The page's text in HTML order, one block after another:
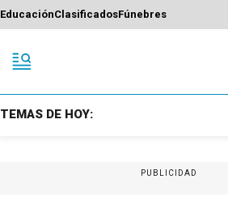
EducaciónClasificadosFúnebres
TEMAS DE HOY:
PUBLICIDAD